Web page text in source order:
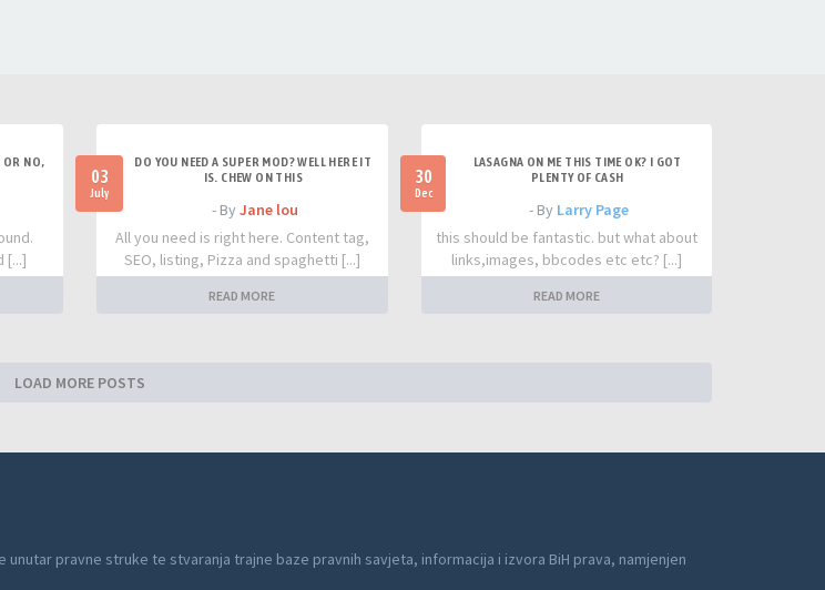
OR NO,
[...]
03
July
DO YOU NEED A SUPER MOD? WELL HERE IT
IS. CHEW ON THIS
- By Jane lou
All you need is right here. Content tag,
SEO, listing, Pizza and spaghetti [...]
READ MORE
30
Dec
LASAGNA ON ME THIS TIME OK? I GOT
PLENTY OF CASH
- By Larry Page
this should be fantastic. but what about
links,images, bbcodes etc etc? [...]
READ MORE
LOAD MORE POSTS
pravne struke te stvaranja trajne baze pravnih savjeta, informacija i izvora BiH prava, namjenjen